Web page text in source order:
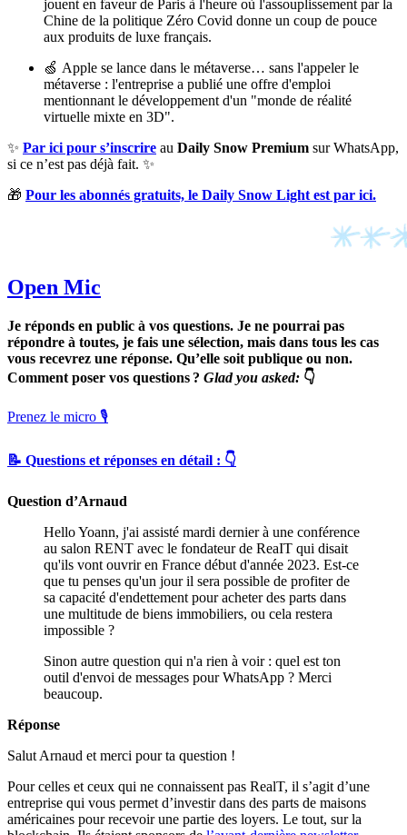
jouent en faveur de Paris à l'heure où l'assouplissement par la
Chine de la politique Zéro Covid donne un coup de pouce
aux produits de luxe français.
🍏 Apple se lance dans le métaverse… sans l'appeler le
métaverse : l'entreprise a publié une offre d'emploi
mentionnant le développement d'un "monde de réalité
virtuelle mixte en 3D".
✨ Par ici pour s’inscrire au Daily Snow Premium sur WhatsApp,
si ce n’est pas déjà fait. ✨
🎁 Pour les abonnés gratuits, le Daily Snow Light est par ici.
Open Mic
Je réponds en public à vos questions. Je ne pourrai pas
répondre à toutes, je fais une sélection, mais dans tous les cas
vous recevrez une réponse. Qu’elle soit publique ou non.
Comment poser vos questions ? Glad you asked: 👇
Prenez le micro 🎙
📝 Questions et réponses en détail : 👇
Question d’Arnaud
Hello Yoann, j'ai assisté mardi dernier à une conférence
au salon RENT avec le fondateur de ReaIT qui disait
qu'ils vont ouvrir en France début d'année 2023. Est-ce
que tu penses qu'un jour il sera possible de profiter de
sa capacité d'endettement pour acheter des parts dans
une multitude de biens immobiliers, ou cela restera
impossible ?
Sinon autre question qui n'a rien à voir : quel est ton
outil d'envoi de messages pour WhatsApp ? Merci
beaucoup.
Réponse
Salut Arnaud et merci pour ta question !
Pour celles et ceux qui ne connaissent pas RealT, il s’agit d’une
entreprise qui vous permet d’investir dans des parts de maisons
américaines pour recevoir une partie des loyers. Le tout, sur la